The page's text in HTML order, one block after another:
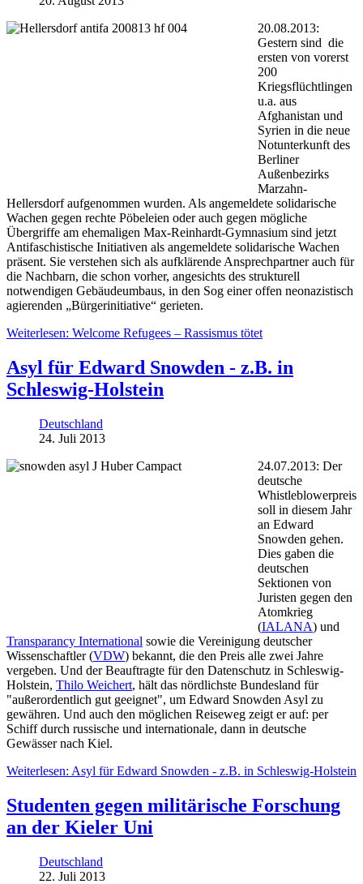
20.08.2013:
Gestern sind die
ersten von vorerst
200
Kriegsflüchtlingen
u.a. aus
Afghanistan und
Syrien in die neue
Notunterkunft des
Berliner
Außenbezirks
Marzahn-
Hellersdorf aufgenommen wurden. Als angemeldete solidarische
Wachen gegen rechte Pöbeleien oder auch gegen mögliche
Übergriffe am ehemaligen Max-Reinhardt-Gymnasium sind jetzt
Antifaschistische Initiativen als angemeldete solidarische Wachen
präsent. Sie verstehen sich als aufklärende Ansprechpartner auch für
die Nachbarn, die schon vorher, angesichts des strukturell
notwendigen Gebäudeumbaus, in den Sog einer offen neonazistisch
agierenden „Bürgerinitiative“ gerieten.
Weiterlesen: Welcome Refugees – Rassismus tötet
Asyl für Edward Snowden - z.B. in
Schleswig-Holstein
Deutschland
24. Juli 2013
24.07.2013: Der
deutsche
Whistleblowerpreis
soll in diesem Jahr
an Edward
Snowden gehen.
Dies gaben die
deutschen
Sektionen von
Juristen gegen den
Atomkrieg
(IALANA) und
Transparancy International sowie die Vereinigung deutscher
Wissenschaftler (VDW) bekannt, die den Preis alle zwei Jahre
vergeben. Und der Beauftragte für den Datenschutz in Schleswig-
Holstein, Thilo Weichert, hält das nördlichste Bundesland für
"außerordentlich gut geeignet", um Edward Snowden Asyl zu
gewähren. Und auch den möglichen Reiseweg zeigt er auf: per
Schiff durch russische und internationale, dann in deutsche
Gewässer nach Kiel.
Weiterlesen: Asyl für Edward Snowden - z.B. in Schleswig-Holstein
Studenten gegen militärische Forschung
an der Kieler Uni
Deutschland
22. Juli 2013